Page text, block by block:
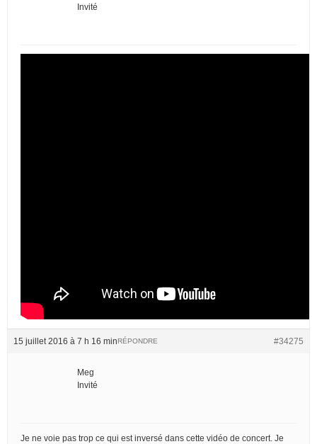
Invité
15 juillet 2016 à 7 h 16 min #34275
RÉPONDRE
Meg
Invité
Je ne voie pas trop ce qui est inversé dans cette vidéo de concert. Je